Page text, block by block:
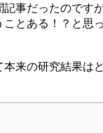
事だったので
とある！？と思
来の研究結果は